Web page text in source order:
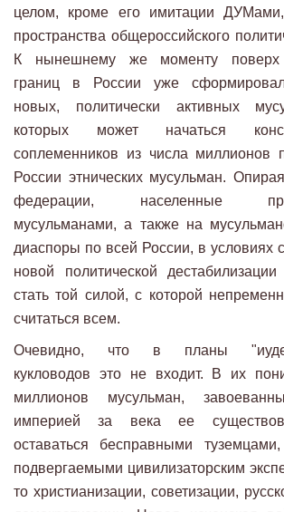
целом, кроме его имитации
пространства общероссийского
К нынешнему же моменту поверх
границ в России уже
новых, политически активных
которых может начаться
соплеменников из числа миллионов
России этнических мусульман.
федерации, населенные
мусульманами, а также на
диаспоры по всей России, в
новой политической
стать той силой, с которой
считаться всем.
Очевидно, что в планы
кукловодов это не входит. В их
миллионов мусульман,
империей за века ее
оставаться бесправными
подвергаемыми цивилизаторским
то христианизации, советизации,